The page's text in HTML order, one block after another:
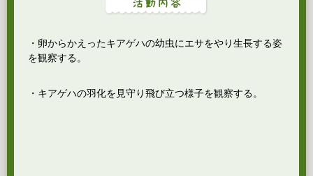
・卵からかえったキアゲハの幼虫にエサをやり生長する姿
を観察する。
・キアゲハの羽化を見守り飛び立つ様子を観察する。